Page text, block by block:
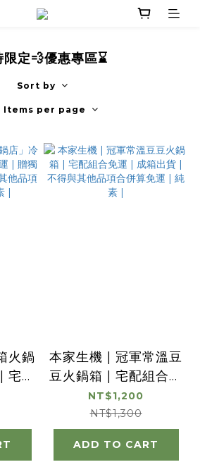
限定💨優惠專區⌛
Sort by
Items per page
宅配
保冷
他品
素 |
本家生機 | 冠軍常溫豆
豆火鍋箱 | 宅配組合免
運 | 成箱出貨 | 不得與
其他品項合併算免運 |
純素 |
NT$1,200
NT$1,300
ADD TO CART